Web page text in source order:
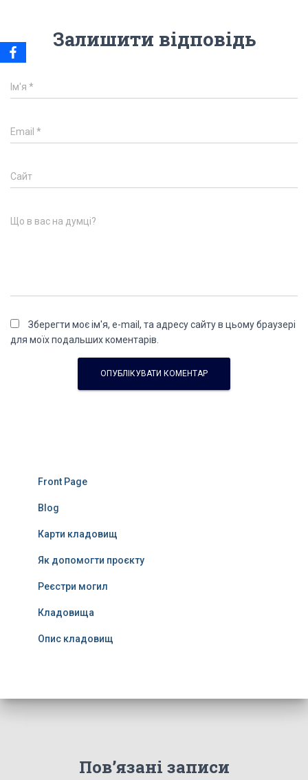
Залишити відповідь
Ім'я *
Email *
Сайт
Що в вас на думці?
Зберегти моє ім'я, e-mail, та адресу сайту в цьому браузері
для моїх подальших коментарів.
Front Page
Blog
Карти кладовищ
Як допомогти проєкту
Реєстри могил
Кладовища
Опис кладовищ
Пов’язані записи